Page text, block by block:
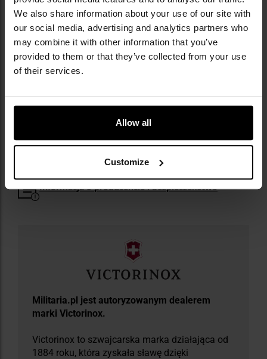
We also share information about your use of our site with
our social media, advertising and analytics partners who
may combine it with other information that you’ve
provided to them or that they’ve collected from your use
of their services.
Allow all
Customize
Informacja o producencie i bezpieczeństwo
Militaria.pl jest autoryzowanym dealerem
marki Victorinox.
Victorinox to szwajcarska marka działająca od
1884 roku, która zyskała sławę dzięki